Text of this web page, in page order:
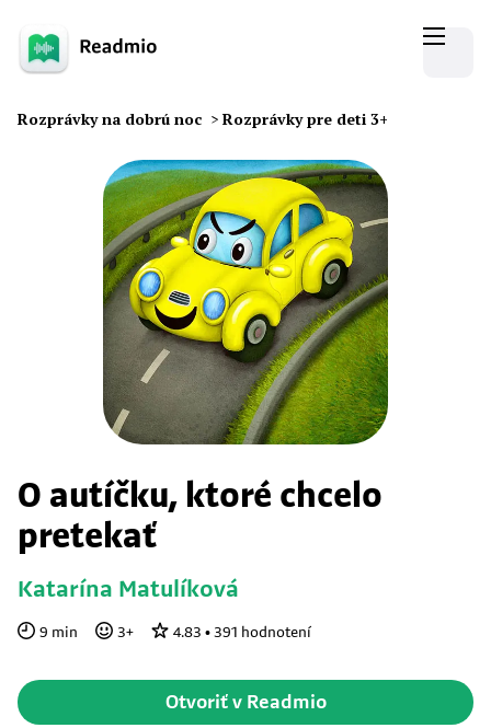
Rozprávky na dobrú noc > Rozprávky pre deti 3+
O autíčku, ktoré chcelo
pretekať
Katarína Matulíková
9 min 3+ 4.83 • 391 hodnotení
Otvoriť v Readmio